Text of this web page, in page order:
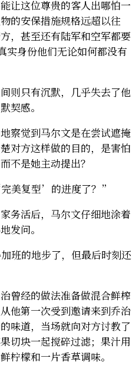
让这位尊贵的客人出哪怕一
的安保措施规格远超以往
，甚至还有陆军和空军都要
实身份他们无论如何都没有
则只有沉默，几乎失去了他
契感。
察觉到马尔文是在尝试遮掩
对方这样做的目的，是害怕
不是她主动提出？
美复型’的进度了？”
务活后，马尔文仔细地涂着
发问。
班的地步了，但最后时刻还
曾经的做法准备做混合鲜榨
他第一次受到邀请来到乔治
味道，当场就向对方讨教了
切块一起搅碎过滤；果汁用
柠檬和一片香草调味。